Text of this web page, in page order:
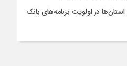
در اولویت برنامه‌های بانک